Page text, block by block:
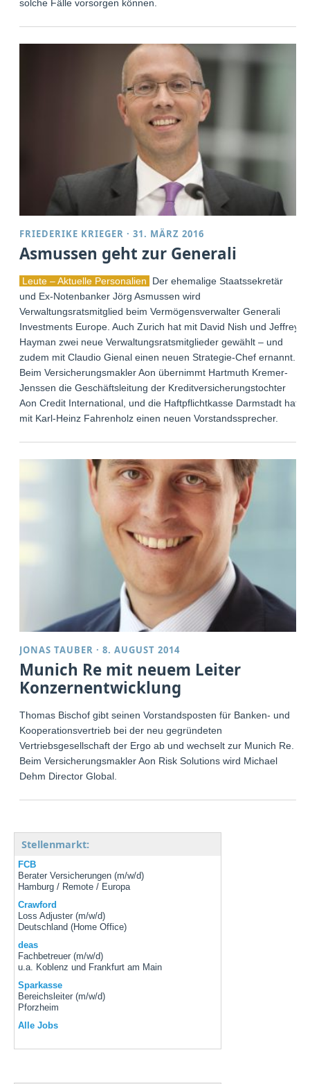
solche Fälle vorsorgen können.
FRIEDERIKE KRIEGER ·31. MÄRZ 2016
Asmussen geht zur Generali
Leute – Aktuelle Personalien
Der ehemalige Staatssekretär
und Ex-Notenbanker Jörg Asmussen wird
Verwaltungsratsmitglied beim Vermögensverwalter Generali
Investments Europe. Auch Zurich hat mit David Nish und Jeffrey
Hayman zwei neue Verwaltungsratsmitglieder gewählt – und
zudem mit Claudio Gienal einen neuen Strategie-Chef ernannt.
Beim Versicherungsmakler Aon übernimmt Hartmuth Kremer-
Jenssen die Geschäftsleitung der Kreditversicherungstochter
Aon Credit International, und die Haftpflichtkasse Darmstadt hat
mit Karl-Heinz Fahrenholz einen neuen Vorstandssprecher.
JONAS TAUBER ·8. AUGUST 2014
Munich Re mit neuem Leiter
Konzernentwicklung
Thomas Bischof gibt seinen Vorstandsposten für Banken- und
Kooperationsvertrieb bei der neu gegründeten
Vertriebsgesellschaft der Ergo ab und wechselt zur Munich Re.
Beim Versicherungsmakler Aon Risk Solutions wird Michael
Dehm Director Global.
Stellenmarkt:
FCB
Berater Versicherungen (m/w/d)
Hamburg / Remote / Europa
Crawford
Loss Adjuster (m/w/d)
Deutschland (Home Office)
deas
Fachbetreuer (m/w/d)
u.a. Koblenz und Frankfurt am Main
Sparkasse
Bereichsleiter (m/w/d)
Pforzheim
Alle Jobs